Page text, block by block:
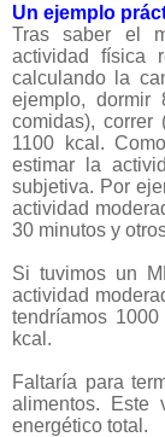
Un ejemplo
Tras saber el
actividad física
calculando la
ejemplo,
comidas),
1100 kcal.
estimar la
subjetiva. Por
actividad
30 minutos y
Si tuvimos un
actividad
tendríamos
kcal.
Faltaría para
alimentos. Este
energético total.